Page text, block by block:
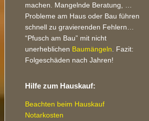
machen. Mangelnde Beratung, …
Probleme am Haus oder Bau führen
schnell zu gravierenden Fehlern…
“Pfusch am Bau” mit nicht
unerheblichen Baumängeln . Fazit:
Folgeschäden nach Jahren!
Hilfe zum Hauskauf:
Beachten beim Hauskauf
Notarkosten